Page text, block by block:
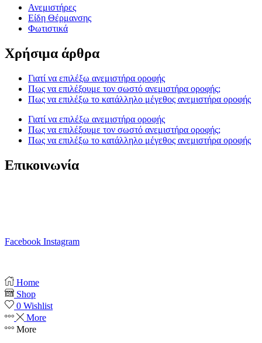
Ανεμιστήρες
Είδη Θέρμανσης
Φωτιστικά
Χρήσιμα άρθρα
Γιατί να επιλέξω ανεμιστήρα οροφής
Πως να επιλέξουμε τον σωστό ανεμιστήρα οροφής;
Πως να επιλέξω το κατάλληλο μέγεθος ανεμιστήρα οροφής
Γιατί να επιλέξω ανεμιστήρα οροφής
Πως να επιλέξουμε τον σωστό ανεμιστήρα οροφής;
Πως να επιλέξω το κατάλληλο μέγεθος ανεμιστήρα οροφής
Επικοινωνία
Facebook Instagram
Home
Shop
0 Wishlist
More
More